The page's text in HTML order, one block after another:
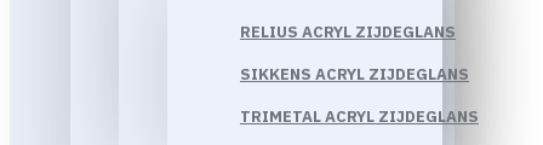
RELIUS ACRYL ZIJDEGLANS
SIKKENS ACRYL ZIJDEGLANS
TRIMETAL ACRYL ZIJDEGLANS